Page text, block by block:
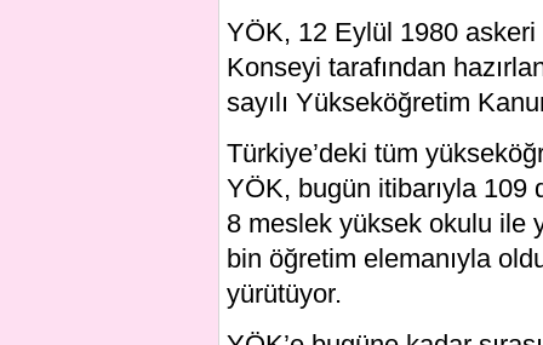
YÖK, 12 Eylül 1980
Konseyi tarafından
sayılı Yükseköğretim
Türkiye’deki tüm
YÖK, bugün itibarıyla 109
8 meslek yüksek okulu ile
bin öğretim elemanıyla
yürütüyor.